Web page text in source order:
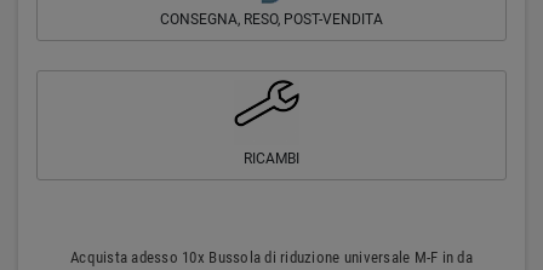
CONSEGNA, RESO, POST-VENDITA
RICAMBI
Acquista adesso 10x Bussola di riduzione universale M-F in da